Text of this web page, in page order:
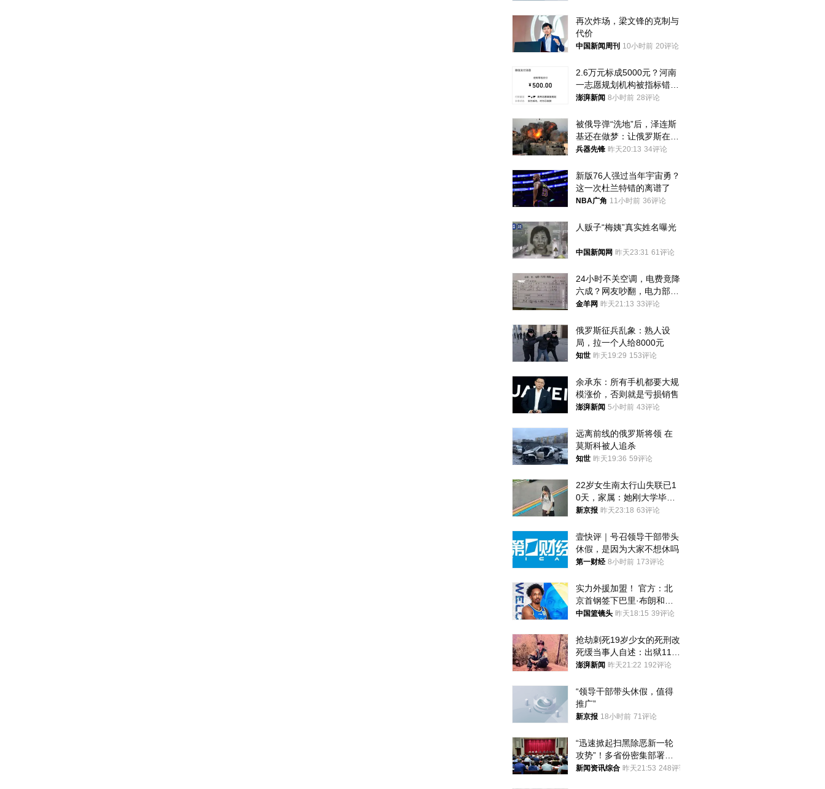
再次炸场，梁文锋的克制与
代价
中国新闻周刊 10小时前 20评论
2.6万元标成5000元？河南
一志愿规划机构被指标错学
费致考生复读
澎湃新闻 8小时前 28评论
被俄导弹“洗地”后，泽连斯
基还在做梦：让俄罗斯在冬
季前求和？
兵器先锋 昨天20:13 34评论
新版76人强过当年宇宙勇？
这一次杜兰特错的离谱了
NBA广角 11小时前 36评论
人贩子“梅姨”真实姓名曝光
中国新闻网 昨天23:31 61评论
24小时不关空调，电费竟降
六成？网友吵翻，电力部门
回应→
金羊网 昨天21:13 33评论
俄罗斯征兵乱象：熟人设
局，拉一个人给8000元
知世 昨天19:29 153评论
余承东：所有手机都要大规
模涨价，否则就是亏损销售
澎湃新闻 5小时前 43评论
远离前线的俄罗斯将领 在
莫斯科被人追杀
知世 昨天19:36 59评论
22岁女生南太行山失联已1
0天，家属：她刚大学毕业
想到山里旅行
新京报 昨天23:18 63评论
壹快评｜号召领导干部带头
休假，是因为大家不想休吗
第一财经 8小时前 173评论
实力外援加盟！ 官方：北
京首钢签下巴里·布朗和桑
普森
中国篮镜头 昨天18:15 39评论
抢劫刺死19岁少女的死刑改
死缓当事人自述：出狱11年
间始终刻意躲避被害人家属
澎湃新闻 昨天21:22 192评论
“领导干部带头休假，值得
推广”
新京报 18小时前 71评论
“迅速掀起扫黑除恶新一轮
攻势”！多省份密集部署，
公布举报方式
新闻资讯综合 昨天21:53 248评论